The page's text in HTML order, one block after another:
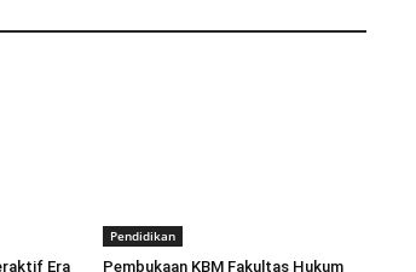
Era
Pendidikan
Pembukaan KBM Fakultas Hukum